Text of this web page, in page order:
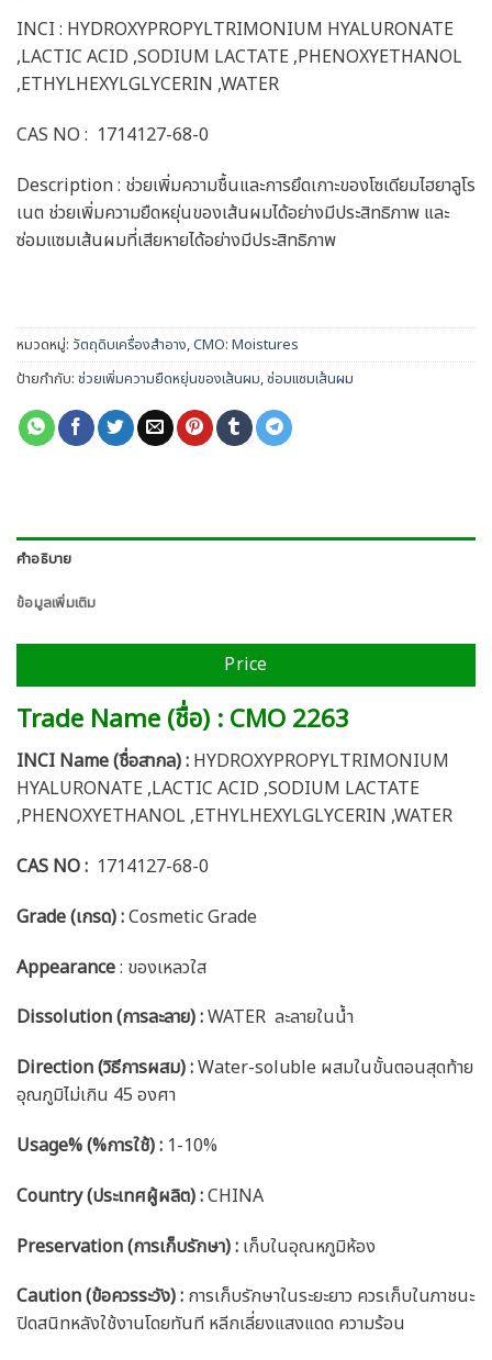
INCI : HYDROXYPROPYLTRIMONIUM HYALURONATE
,LACTIC ACID ,SODIUM LACTATE ,PHENOXYETHANOL
,ETHYLHEXYLGLYCERIN ,WATER
CAS NO : 1714127-68-0
Description : ช่วยเพิ่มความชื้นและการยึดเกาะของโซเดียมไฮยาลูโร
เนต ช่วยเพิ่มความยืดหยุ่นของเส้นผมได้อย่างมีประสิทธิภาพ และ
ซ่อมแซมเส้นผมที่เสียหายได้อย่างมีประสิทธิภาพ
หมวดหมู่: วัตถุดิบเครื่องสำอาง,CMO: Moistures
ป้ายกำกับ: ช่วยเพิ่มความยืดหยุ่นของเส้นผม,ซ่อมแซมเส้นผม
คำอธิบาย
ข้อมูลเพิ่มเติม
Price
Trade Name (ชื่อ) : CMO 2263
INCI Name (ชื่อสากล) : HYDROXYPROPYLTRIMONIUM
HYALURONATE ,LACTIC ACID ,SODIUM LACTATE
,PHENOXYETHANOL ,ETHYLHEXYLGLYCERIN ,WATER
CAS NO : 1714127-68-0
Grade (เกรด) :Cosmetic Grade
Appearance: ของเหลวใส
Dissolution (การละลาย) :WATER ละลายในน้ำ
Direction (วิธีการผสม) :Water-soluble ผสมในขั้นตอนสุดท้าย
อุณภูมิไม่เกิน 45 องศา
Usage% (%การใช้) : 1-10%
Country (ประเทศผู้ผลิต) :CHINA
Preservation (การเก็บรักษา) : เก็บในอุณหภูมิห้อง
Caution(ข้อควรระวัง) : การเก็บรักษาในระยะยาว ควรเก็บในภาชนะ
ปิดสนิทหลังใช้งานโดยทันที หลีกเลี่ยงแสงแดด ความร้อน